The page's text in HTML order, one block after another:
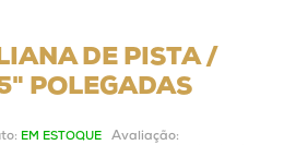
DE PISTA /
POLEGADAS
EM ESTOQUE Avaliação: